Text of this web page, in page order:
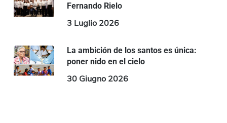
Fernando Rielo
3 Luglio 2026
La ambición de los santos es única:
poner nido en el cielo
30 Giugno 2026